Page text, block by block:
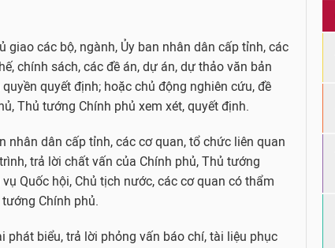
giao các bộ, ngành, Ủy ban nhân dân cấp tỉnh, các
chính sách, các đề án, dự án, dự thảo văn bản
quyết định; hoặc chủ động nghiên cứu, đề
Thủ tướng Chính phủ xem xét, quyết định.
nhân dân cấp tỉnh, các cơ quan, tổ chức liên quan
trả lời chất vấn của Chính phủ, Thủ tướng
Quốc hội, Chủ tịch nước, các cơ quan có thẩm
Chính phủ.
phát biểu, trả lời phỏng vấn báo chí, tài liệu phục